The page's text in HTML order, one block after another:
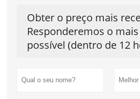
Obter o preço mais
Responderemos o
possível (dentro de 12